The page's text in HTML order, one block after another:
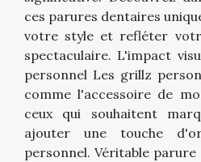
ces parures dentaires
votre style et refléter
spectaculaire. L'impact
personnel Les grillz
comme l'accessoire de
ceux qui souhaitent
ajouter une touche
personnel. Véritable